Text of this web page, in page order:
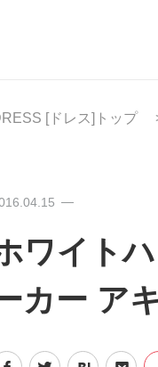
[ドレス]トップ
ワイト
カー ア